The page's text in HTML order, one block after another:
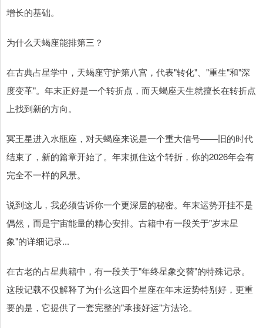
增长的基础。
为什么天蝎座能排第三？
在古典占星学中，天蝎座守护第八宫，代表"转化"、"重生"和"深
度变革"。年末正好是一个转折点，而天蝎座天生就擅长在转折点
上找到新的方向。
冥王星进入水瓶座，对天蝎座来说是一个重大信号——旧的时代
结束了，新的篇章开始了。年末抓住这个转折，你的2026年会有
完全不一样的风景。
说到这儿，我必须告诉你一个更深层的秘密。年末运势开挂不是
偶然，而是宇宙能量的精心安排。古籍中有一段关于"岁末星
象"的详细记录...
在古老的占星典籍中，有一段关于"年终星象交替"的特殊记录。
这段记载不仅解释了为什么这四个星座在年末运势特别好，更重
要的是，它提供了一套完整的"承接好运"方法论。